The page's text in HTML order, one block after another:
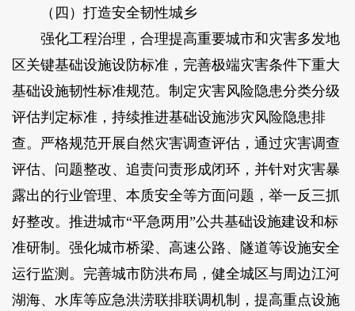
（四）打造安全韧性城乡
强化工程治理，合理提高重要城市和灾害多发地
区关键基础设施设防标准，完善极端灾害条件下重大
基础设施韧性标准规范。制定灾害风险隐患分类分级
评估判定标准，持续推进基础设施涉灾风险隐患排
查。严格规范开展自然灾害调查评估，通过灾害调查
评估、问题整改、追责问责形成闭环，并针对灾害暴
露出的行业管理、本质安全等方面问题，举一反三抓
好整改。推进城市“平急两用”公共基础设施建设和标
准研制。强化城市桥梁、高速公路、隧道等设施安全
运行监测。完善城市防洪布局，健全城区与周边江河
湖海、水库等应急洪涝联排联调机制，提高重点设施